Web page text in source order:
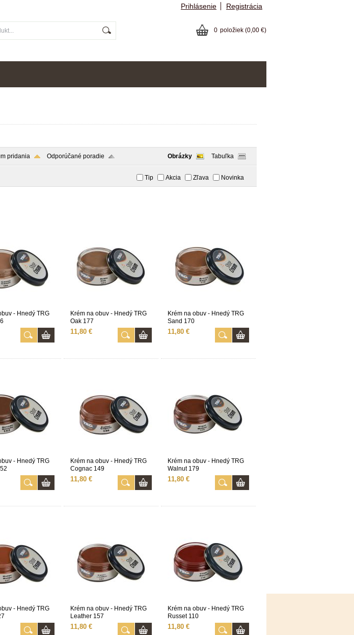
Prihlásenie Registrácia
0 položiek (0,00 €)
pridania Odporúčané poradie Obrázky Tabuľka
Tip Akcia Zľava Novinka
- Hnedý TRG
Krém na obuv - Hnedý TRG
Oak 177
11,80 €
Krém na obuv - Hnedý TRG
Sand 170
11,80 €
- Hnedý TRG
Krém na obuv - Hnedý TRG
Cognac 149
11,80 €
Krém na obuv - Hnedý TRG
Walnut 179
11,80 €
- Hnedý TRG
Krém na obuv - Hnedý TRG
Leather 157
11,80 €
Krém na obuv - Hnedý TRG
Russet 110
11,80 €